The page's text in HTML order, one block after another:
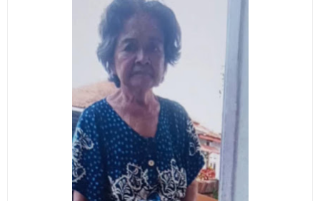
Warga Mulai Kesulitan Air Bersih Akibat Kekeringan,
Polres Kuningan dan PAM Tirta Kamuning Salurakan
12 Ribu Liter
Uniku Jadi Tuan Rumah Pendampingan Penyusunan
Dokumen SPMI
Sudahkah Kita Merdeka Dari Hawa Nafsu?
Info Sembako di Pasar Kepuh Kuningan Kamis 6
Agustus 2026, Daging Naik, Telur Turun
Agenda Kegiatan Bupati Kuningan Jumat 7 Agustus
2026 Ada Tiga, Tapi yang Bakal Dihadiri Hanya Satu
Ini Empat Lokasi Samsat Keliling Kuningan Jumat 7